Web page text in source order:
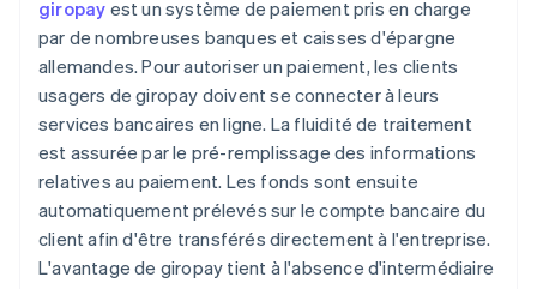
giropay est un système de paiement pris en charge
par de nombreuses banques et caisses d'épargne
allemandes. Pour autoriser un paiement, les clients
usagers de giropay doivent se connecter à leurs
services bancaires en ligne. La fluidité de traitement
est assurée par le pré-remplissage des informations
relatives au paiement. Les fonds sont ensuite
automatiquement prélevés sur le compte bancaire du
client afin d'être transférés directement à l'entreprise.
L'avantage de giropay tient à l'absence d'intermédiaire